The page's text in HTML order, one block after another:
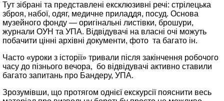
Тут зібрані та представлені ексклюзивні речі: стрілецька
зброя, набої, одяг, медичне приладдя, посуд. Основа
музейного фонду — оригінальні листівки, брошури,
журнали ОУН та УПА. Відвідувачі на власні очі можуть
побачити цінні архівні документи, фото та багато ін.
Часто «уроки з історії» тривали після закінчення робочого
часу до пізнього вечора, бо відвідувачі активно ставили
багато запитань про Бандеру, УПА.
Зрозумівши, що протягом однієї екскурсії пояснити весь